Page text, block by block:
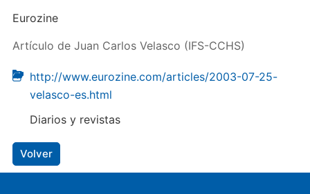
Eurozine
Artículo de Juan Carlos Velasco (IFS-CCHS)
http://www.eurozine.com/articles/2003-07-25-
velasco-es.html
Diarios y revistas
Volver